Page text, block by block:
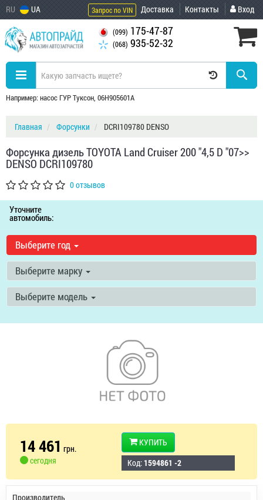
RU UA Запрос по VIN Доставка Контакты Вход
(099) 175-47-87
(068) 935-52-32
Например: насос ГУР Туксон, 06H905601A
Главная Форсунки DCRI109780 DENSO
Форсунка дизель TOYOTA Land Cruiser 200 "4,5 D "07>>
DENSO DCRI109780
0 отзывов
Уточните
автомобиль:
Выберите год
Выберите марку
Выберите модель
14 461 грн.
сегодня
КУПИТЬ
Код: 1594861 -2
Производитель